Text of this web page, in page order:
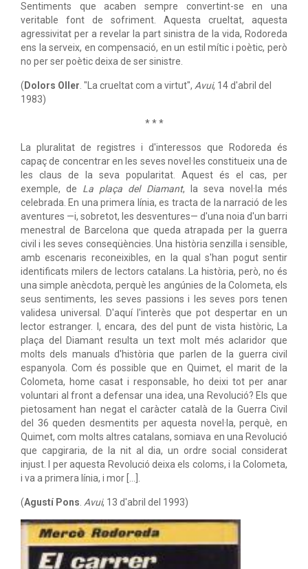
Sentiments que acaben sempre convertint-se en una
veritable font de sofriment. Aquesta crueltat, aquesta
agressivitat per a revelar la part sinistra de la vida, Rodoreda
ens la serveix, en compensació, en un estil mític i poètic, però
no per ser poètic deixa de ser sinistre.
( Dolors Oller . "La crueltat com a virtut", Avui, 14 d'abril del
1983)
* * *
La pluralitat de registres i d'interessos que Rodoreda és
capaç de concentrar en les seves novel·les constitueix una de
les claus de la seva popularitat. Aquest és el cas, per
exemple, de La plaça del Diamant, la seva novel·la més
celebrada. En una primera línia, es tracta de la narració de les
aventures —i, sobretot, les desventures— d'una noia d'un barri
menestral de Barcelona que queda atrapada per la guerra
civil i les seves conseqüències. Una història senzilla i sensible,
amb escenaris reconeixibles, en la qual s'han pogut sentir
identificats milers de lectors catalans. La història, però, no és
una simple anècdota, perquè les angúnies de la Colometa, els
seus sentiments, les seves passions i les seves pors tenen
validesa universal. D'aquí l'interès que pot despertar en un
lector estranger. I, encara, des del punt de vista històric, La
plaça del Diamant resulta un text molt més aclaridor que
molts dels manuals d'història que parlen de la guerra civil
espanyola. Com és possible que en Quimet, el marit de la
Colometa, home casat i responsable, ho deixi tot per anar
voluntari al front a defensar una idea, una Revolució? Els que
pietosament han negat el caràcter català de la Guerra Civil
del 36 queden desmentits per aquesta novel·la, perquè, en
Quimet, com molts altres catalans, somiava en una Revolució
que capgiraria, de la nit al dia, un ordre social considerat
injust. I per aquesta Revolució deixa els coloms, i la Colometa,
i va a primera línia, i mor [...].
(Agustí Pons Avui, 13 d'abril del 1993)